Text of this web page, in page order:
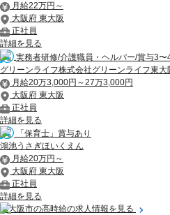
月給22万円～
大阪府 東大阪
正社員
詳細を見る
実務者研修/介護職員・ヘルパー/賞与3
グリーンライフ株式会社グリーンライフ東大
月給20万3,000円～27万3,000円
大阪府 東大阪
正社員
詳細を見る
「保育士」賞与あり
鴻池うさぎほいくえん
月給20万円～
大阪府 東大阪
正社員
詳細を見る
東大阪市の高時給の求人情報を見る